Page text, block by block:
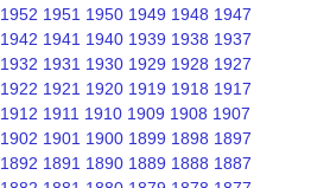
1952 1951 1950 1949 1948 1947
1942 1941 1940 1939 1938 1937
1932 1931 1930 1929 1928 1927
1922 1921 1920 1919 1918 1917
1912 1911 1910 1909 1908 1907
1902 1901 1900 1899 1898 1897
1892 1891 1890 1889 1888 1887